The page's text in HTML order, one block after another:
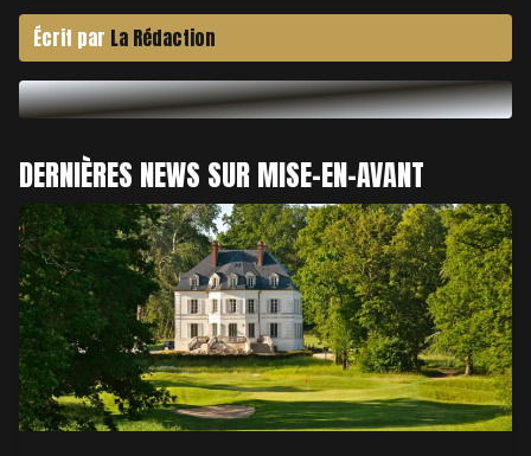
Écrit par La Rédaction
DERNIÈRES NEWS SUR MISE-EN-AVANT